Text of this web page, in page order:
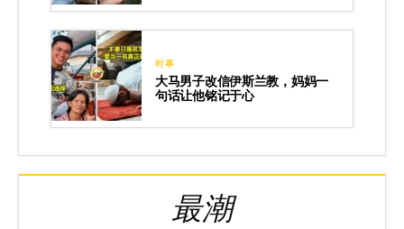
时事
大马男子改信伊斯兰教，妈妈一
句话让他铭记于心
最潮